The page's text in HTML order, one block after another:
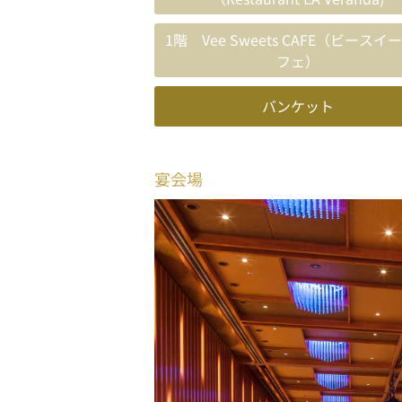
1階 Vee Sweets CAFE（ビースイ
フェ）
バンケット
宴会場
【横浜ベイタワーホール
】
約660㎡の大宴会場（3F）を始め、4つ
ズに合わせてご利用いただけます。